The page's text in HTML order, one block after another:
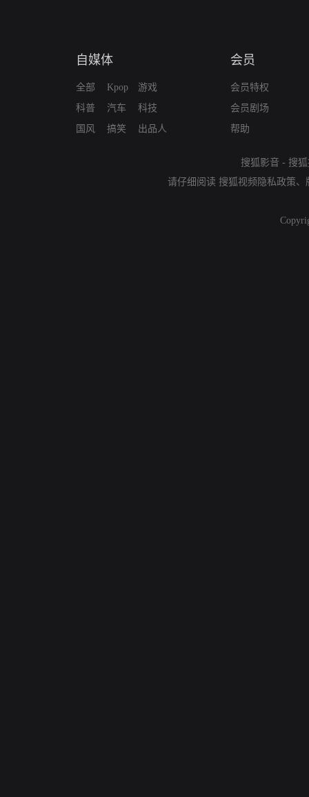
自媒体
全部
科普
国风
Kpop
汽车
搞笑
游戏
科技
出品人
会员
会员特权
会员剧场
帮助
搜狐影音 - 搜
请仔细阅读 搜狐视频隐私政策、